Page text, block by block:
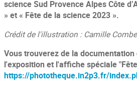
science Sud Provence Alpes Côte
» et « Fête de la science 2023 ».
Crédit de l'illustration : Camille
Vous trouverez de la
l'exposition et l'affiche spéciale
https://phototheque.in2p3.fr/